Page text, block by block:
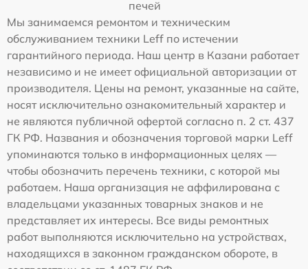
печей
Мы занимаемся ремонтом и техническим
обслуживанием техники Leff по истечении
гарантийного периода. Наш центр в Казани работает
независимо и не имеет официальной авторизации от
производителя. Цены на ремонт, указанные на сайте,
носят исключительно ознакомительный характер и
не являются публичной офертой согласно п. 2 ст. 437
ГК РФ. Названия и обозначения торговой марки Leff
упоминаются только в информационных целях —
чтобы обозначить перечень техники, с которой мы
работаем. Наша организация не аффилирована с
владельцами указанных товарных знаков и не
представляет их интересы. Все виды ремонтных
работ выполняются исключительно на устройствах,
находящихся в законном гражданском обороте, в